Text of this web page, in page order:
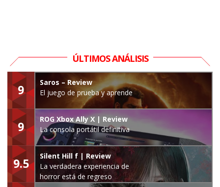
ÚLTIMOS ANÁLISIS
9
Saros – Review
El juego de prueba y aprende
9
ROG Xbox Ally X | Review
La consola portátil definitiva
9.5
Silent Hill f | Review
La verdadera experiencia de
horror está de regreso